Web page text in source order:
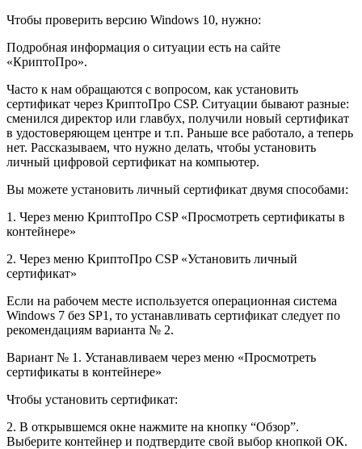
Чтобы проверить версию Windows 10, нужно:
Подробная информация о ситуации есть на сайте
«КриптоПро».
Часто к нам обращаются с вопросом, как установить
сертификат через КриптоПpo CSP. Ситуации бывают разные:
сменился директор или главбух, получили новый сертификат
в удостоверяющем центре и т.п. Раньше все работало, а теперь
нет. Рассказываем, что нужно делать, чтобы установить
личный цифровой сертификат на компьютер.
Вы можете установить личный сертификат двумя способами:
1. Через меню КриптоПро CSP «Просмотреть сертификаты в
контейнере»
2. Через меню КриптоПро CSP «Установить личный
сертификат»
Если на рабочем месте используется операционная система
Windows 7 без SP1, то устанавливать сертификат следует по
рекомендациям варианта № 2.
Вариант № 1. Устанавливаем через меню «Просмотреть
сертификаты в контейнере»
Чтобы установить сертификат:
2. В открывшемся окне нажмите на кнопку “Обзор”.
Выберите контейнер и подтвердите свой выбор кнопкой ОК.